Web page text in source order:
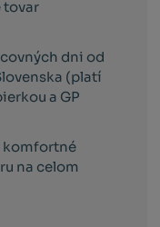
tovar
dni od
(platí
a GP
komfortné
na celom